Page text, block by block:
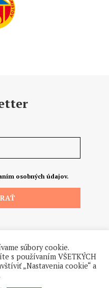
osobných údajov.
a od ♥ dodalo štúdio
súbory cookie.
s používaním VŠETKÝCH
„Nastavenia cookie“ a